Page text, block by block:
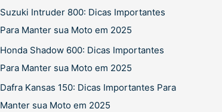
Suzuki Intruder 800: Dicas Importantes
Para Manter sua Moto em 2025
Honda Shadow 600: Dicas Importantes
Para Manter sua Moto em 2025
Dafra Kansas 150: Dicas Importantes Para
Manter sua Moto em 2025